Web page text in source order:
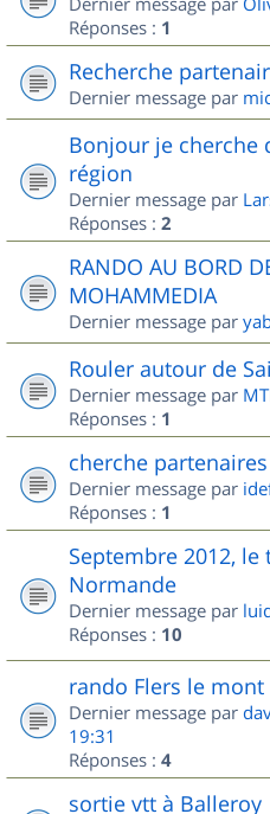
Réponses : 1
Recherche
Dernier message par
Bonjour je cherche
région
Dernier message par
Réponses : 2
RANDO AU BORD
MOHAMMEDIA
Dernier message par
Rouler autour de
Dernier message par
Réponses : 1
cherche
Dernier message par
Réponses : 1
Septembre 2012,
Normande
Dernier message par
Réponses : 10
rando Flers le
Dernier message par
19:31
Réponses : 4
sortie vtt à Balleroy